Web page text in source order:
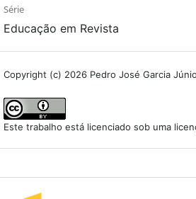
Série
Educação em Revista
Copyright (c) 2026 Pedro José Garcia
Este trabalho está licenciado sob uma